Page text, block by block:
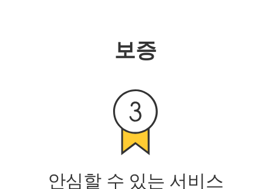
보증
안심할 수 있는 서비스